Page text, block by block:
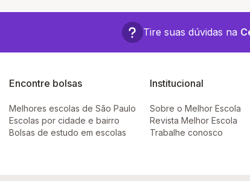
Tire suas dúvidas na
Encontre bolsas
Melhores escolas de São Paulo
Escolas por cidade e bairro
Bolsas de estudo em escolas
Institucional
Sobre o Melhor Escola
Revista Melhor Escola
Trabalhe conosco